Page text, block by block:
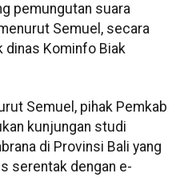
pemungutan suara
Semuel, secara
dinas Kominfo Biak
Semuel, pihak Pemkab
kunjungan studi
di Provinsi Bali yang
serentak dengan e-